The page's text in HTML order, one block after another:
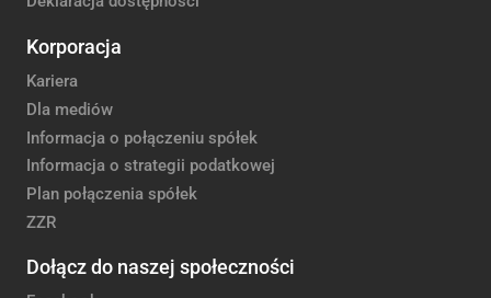
Korporacja
Kariera
Dla mediów
Informacja o połączeniu spółek
Informacja o strategii podatkowej
Plan połączenia spółek
ZZR
Dołącz do naszej społeczności